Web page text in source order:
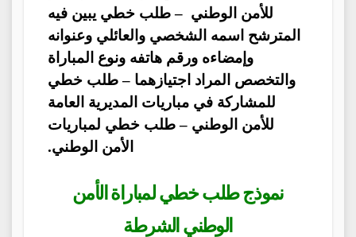
للأمن الوطني – طلب خطي يبين فيه
المترشح اسمه الشخصي والعائلي وعنوانه
وإمضاءه ورقم هاتفه ونوع المباراة
والتخصص المراد اجتيازهما – طلب خطي
للمشاركة في مباريات المديرية العامة
للأمن الوطني – طلب خطي لمباريات
الأمن الوطني.
نموذج طلب خطي لمباراة الأمن
الوطني الشرطة